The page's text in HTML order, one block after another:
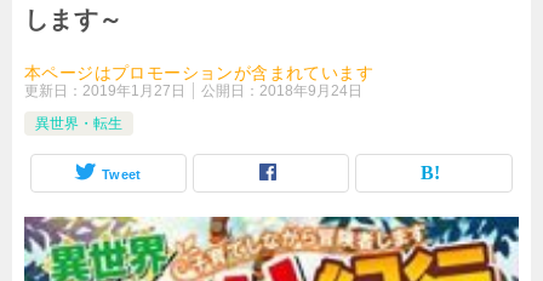
します～
本ページはプロモーションが含まれています
更新日： 2019年1月27日 公開日： 2018年9月24日
異世界・転生
Tweet